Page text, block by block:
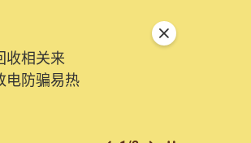
收相关来
电防骗易热
关闭特別通告